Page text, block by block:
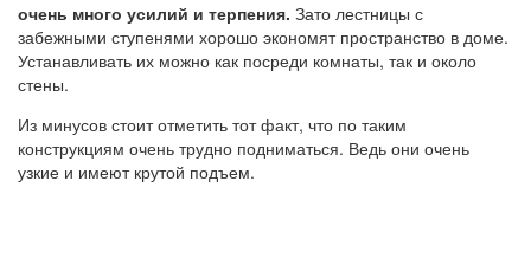
очень много усилий и терпения. Зато лестницы с
забежными ступенями хорошо экономят пространство в доме.
Устанавливать их можно как посреди комнаты, так и около
стены.
Из минусов стоит отметить тот факт, что по таким
конструкциям очень трудно подниматься. Ведь они очень
узкие и имеют крутой подъем.